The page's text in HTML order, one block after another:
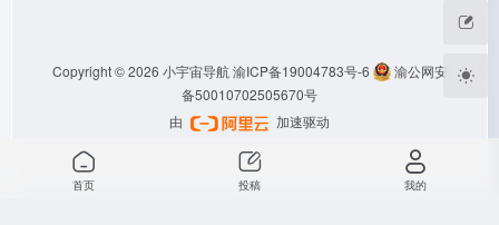
Copyright © 2026 小宇宙导航 渝ICP备19004783号-6
渝公网安
备50010702505670号
由
加速驱动
首页 投稿 我的